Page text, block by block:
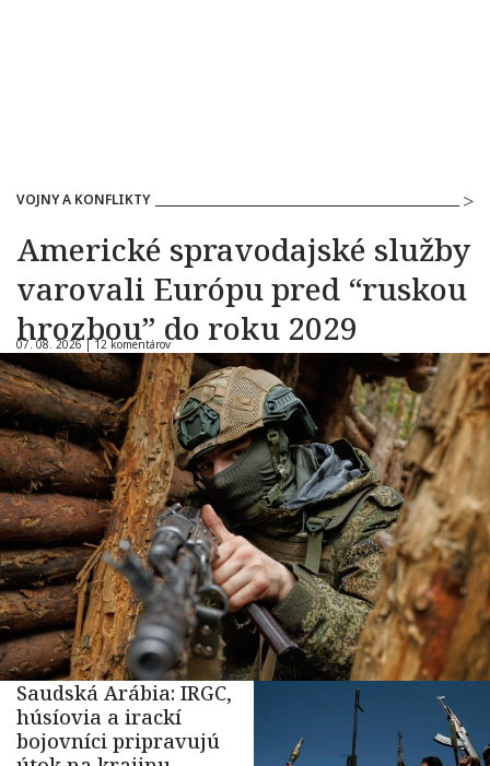
VOJNY A KONFLIKTY
Americké spravodajské služby
varovali Európu pred “ruskou
hrozbou” do roku 2029
07. 08. 2026 |12 komentárov
Saudská Arábia: IRGC,
húsíovia a irackí
bojovníci pripravujú